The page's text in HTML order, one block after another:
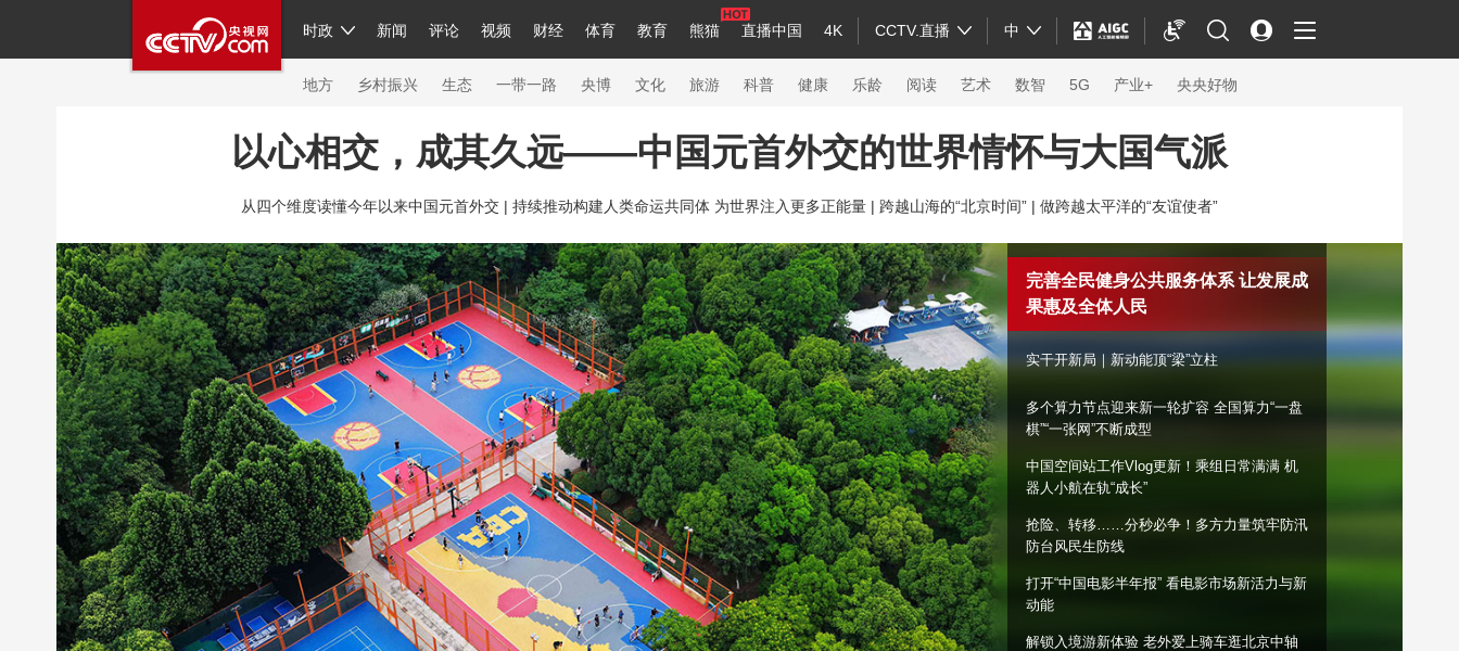
时政 新闻 评论 视频 财经 体育 教育 熊猫 直播中国 4K CCTV.直播 中
人民领袖习近平 联播+ 中国领导人 央视快评 习式妙语 热解读 天天学习
直播 片库 栏目大全 节目单 听音 微视频 主持人 下载央视影音
繁体 海外频道 iPanda English Монгол
地方 乡村振兴 生态 一带一路 央博 文化 旅游 科普 健康 乐龄 阅读 艺术 数智 5G 产业+ 央央好物
网络春晚 共产党员网 秧纪录 纪录片网 国家大剧院 大型活动
新闻 国内 国际 评论 经济 军事 科技 法治 文娱 人物 公益 图片
人民领袖习近平 联播+ 热解读 天天学习 习式妙语 央视快评 央视网评 光华锐评 锋面
视频 小央视频 小央直播 直播中国 熊猫频道 VR/AR 4K专区 全景新闻
现场 前线 比划 快看 蓝海中国 新兵请入列 人生第一次 人生第二次
体育 直播 竞猜 2026年世界杯 2026年冬奥会 CBA NBA 中超 国足 国际足球 网球 综合体育
VIP会员 CCTV奥林匹克频道 生活体育大会 体育江湖 文化体育 冰雪道路 足球道路
财经 教育 乡村振兴 生态环境 一带一路 央博 非遗 文化 旅游 科普 健康 乐龄 阅读 艺术 汽车 数智 5G 产业+
大国智造 大国展会 大国保险 云顶对话 云起 超级工厂 智敬中国 全民健康 颜选攻略 海洋 时尚 天气 才艺
以心相交，成其久远——中国元首外交的世界情怀与大国气派
从四个维度读懂今年以来中国元首外交 | 持续推动构建人类命运共同体 为世界注入更多正能量 | 跨越山海的“北京时间” | 做跨越太平洋的“友谊使者”
完善全民健身公共服务体系 让发展成
果惠及全体人民
实干开新局｜新动能顶“梁”立柱
多个算力节点迎来新一轮扩容 全国算力“一盘
棋”“一张网”不断成型
中国空间站工作Vlog更新！乘组日常满满 机
器人小航在轨“成长”
抢险、转移……分秒必争！多方力量筑牢防汛
防台风民生防线
打开“中国电影半年报” 看电影市场新活力与新
动能
解锁入境游新体验 老外爱上骑车逛北京中轴